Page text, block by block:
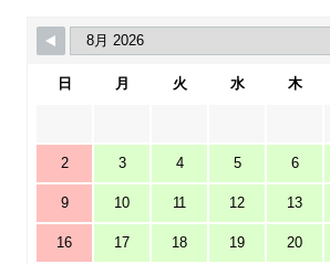
日 月 火 水 木
2 3 4 5 6
9 10 11 12 13
16 17 18 19 20